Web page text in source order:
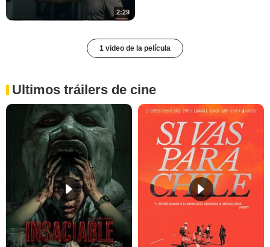
2:29
1 video de la película
Ultimos tráilers de cine